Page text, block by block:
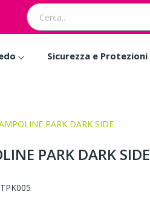
Sicurezza e Protezioni
PARK DARK SIDE
PARK DARK SIDE
TPK005